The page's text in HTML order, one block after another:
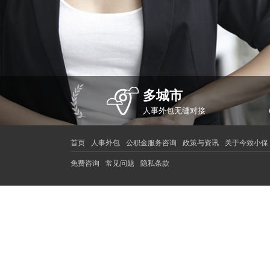
多城市
人事外包无缝对接
首页 人事外包 公积金服务咨询 政策与资讯
关于今致小保
免费咨询
常见问题 隐私条款